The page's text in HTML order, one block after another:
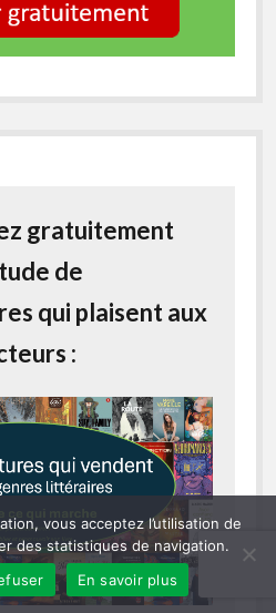
gratuitement
de
qui plaisent aux
:
vous acceptez l’utilisation de
des statistiques de navigation.
En savoir plus